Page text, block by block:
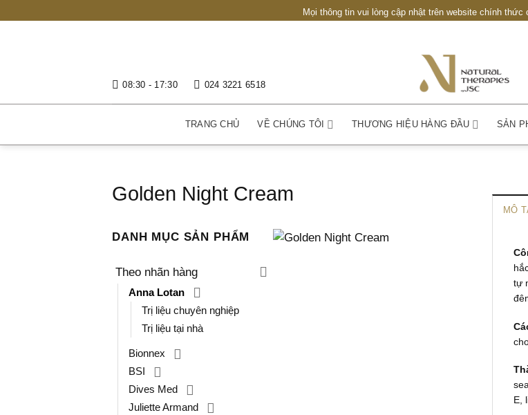
Mọi thông tin vui lòng cập nhật trên website chính thức
08:30 - 17:30 024 3221 6518
TRANG CHỦ VỀ CHÚNG TÔI THƯƠNG HIỆU HÀNG ĐẦU SẢN
Golden Night Cream
DANH MỤC SẢN PHẨM
Theo nhãn hàng
Anna Lotan
Trị liệu chuyên nghiệp
Trị liệu tại nhà
Bionnex
BSI
Dives Med
Juliette Armand
MÔ
tự
E,